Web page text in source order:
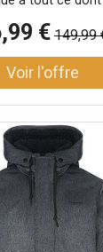
avec
intérieure
ragwear. La
de
avec
montante
100 %
droite avec
avec
doubles avec
€ 149,99